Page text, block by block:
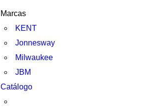
Marcas
KENT
Jonnesway
Milwaukee
JBM
Catálogo